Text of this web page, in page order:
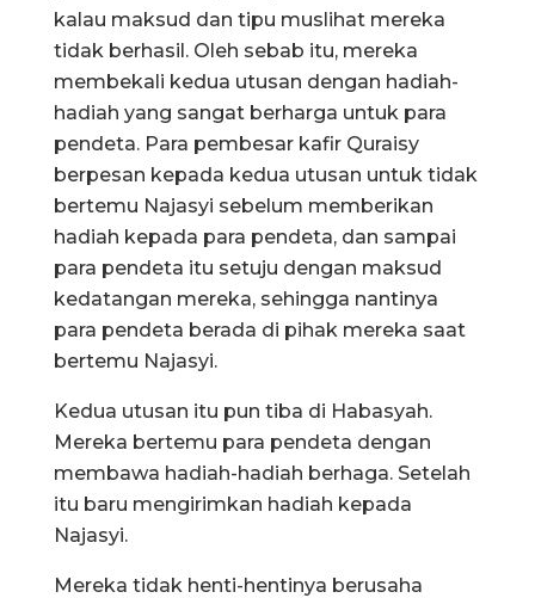
kalau maksud dan tipu muslihat mereka
tidak berhasil. Oleh sebab itu, mereka
membekali kedua utusan dengan hadiah-
hadiah yang sangat berharga untuk para
pendeta. Para pembesar kafir Quraisy
berpesan kepada kedua utusan untuk tidak
bertemu Najasyi sebelum memberikan
hadiah kepada para pendeta, dan sampai
para pendeta itu setuju dengan maksud
kedatangan mereka, sehingga nantinya
para pendeta berada di pihak mereka saat
bertemu Najasyi.
Kedua utusan itu pun tiba di Habasyah.
Mereka bertemu para pendeta dengan
membawa hadiah-hadiah berhaga. Setelah
itu baru mengirimkan hadiah kepada
Najasyi.
Mereka tidak henti-hentinya berusaha